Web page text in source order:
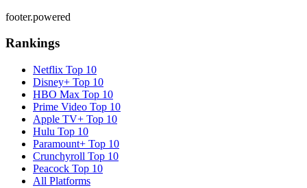
footer.powered
Rankings
Netflix Top 10
Disney+ Top 10
HBO Max Top 10
Prime Video Top 10
Apple TV+ Top 10
Hulu Top 10
Paramount+ Top 10
Crunchyroll Top 10
Peacock Top 10
All Platforms